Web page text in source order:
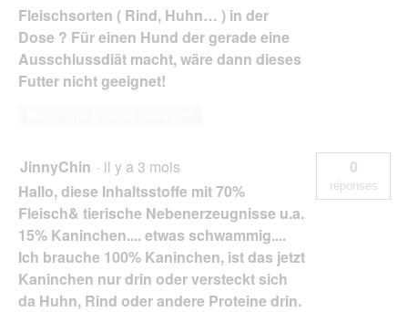
Fleischsorten ( Rind, Huhn… ) in der
Dose ? Für einen Hund der gerade eine
Ausschlussdiät macht, wäre dann dieses
Futter nicht geeignet!
JinnyChin · il y a 3 mois
Hallo, diese Inhaltsstoffe mit 70%
Fleisch& tierische Nebenerzeugnisse u.a.
15% Kaninchen.... etwas schwammig....
Ich brauche 100% Kaninchen, ist das jetzt
Kaninchen nur drin oder versteckt sich
da Huhn, Rind oder andere Proteine drin.
0
réponses